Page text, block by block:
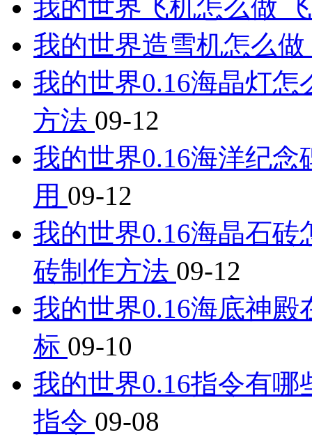
我的世界飞机怎么做
我的世界造雪机怎么
我的世界0.16海晶灯怎
方法 09-12
我的世界0.16海洋纪
用 09-12
我的世界0.16海晶石砖
砖制作方法 09-12
我的世界0.16海底神殿
标 09-10
我的世界0.16指令有哪
指令 09-08